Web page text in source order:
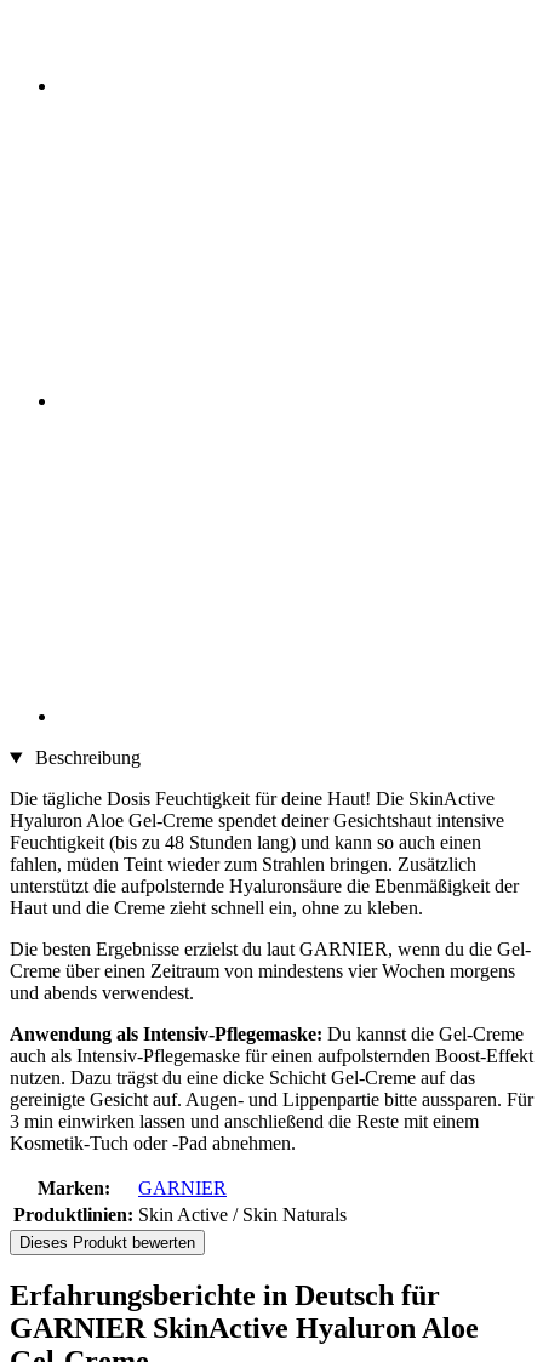
Beschreibung
Die tägliche Dosis Feuchtigkeit für deine Haut! Die SkinActive
Hyaluron Aloe Gel-Creme spendet deiner Gesichtshaut intensive
Feuchtigkeit (bis zu 48 Stunden lang) und kann so auch einen
fahlen, müden Teint wieder zum Strahlen bringen. Zusätzlich
unterstützt die aufpolsternde Hyaluronsäure die Ebenmäßigkeit der
Haut und die Creme zieht schnell ein, ohne zu kleben.
Die besten Ergebnisse erzielst du laut GARNIER, wenn du die Gel-
Creme über einen Zeitraum von mindestens vier Wochen morgens
und abends verwendest.
Anwendung als Intensiv-Pflegemaske: Du kannst die Gel-Creme
auch als Intensiv-Pflegemaske für einen aufpolsternden Boost-Effekt
nutzen. Dazu trägst du eine dicke Schicht Gel-Creme auf das
gereinigte Gesicht auf. Augen- und Lippenpartie bitte aussparen. Für
3 min einwirken lassen und anschließend die Reste mit einem
Kosmetik-Tuch oder -Pad abnehmen.
Marken:
GARNIER
Produktlinien: Skin Active / Skin Naturals
Dieses Produkt bewerten
Erfahrungsberichte in Deutsch für
GARNIER SkinActive Hyaluron Aloe